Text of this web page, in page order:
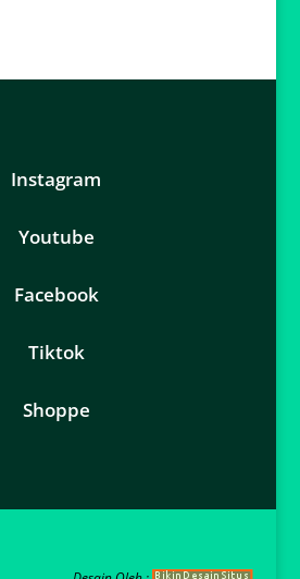
Instagram
Youtube
Facebook
Tiktok
Shoppe